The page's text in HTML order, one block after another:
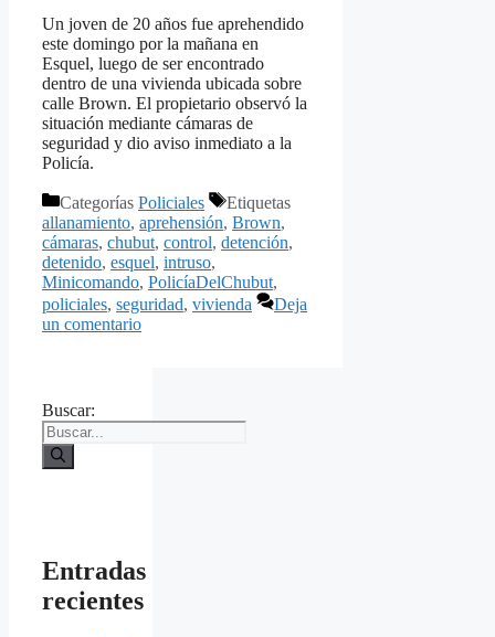
Un joven de 20 años fue aprehendido
este domingo por la mañana en
Esquel, luego de ser encontrado
dentro de una vivienda ubicada sobre
calle Brown. El propietario observó la
situación mediante cámaras de
seguridad y dio aviso inmediato a la
Policía.
Categorías Policiales
Etiquetas
allanamiento, aprehensión, Brown,
cámaras, chubut, control, detención,
detenido, esquel, intruso,
Minicomando, PolicíaDelChubut,
policiales, seguridad, vivienda
Deja
un comentario
Buscar:
Entradas
recientes